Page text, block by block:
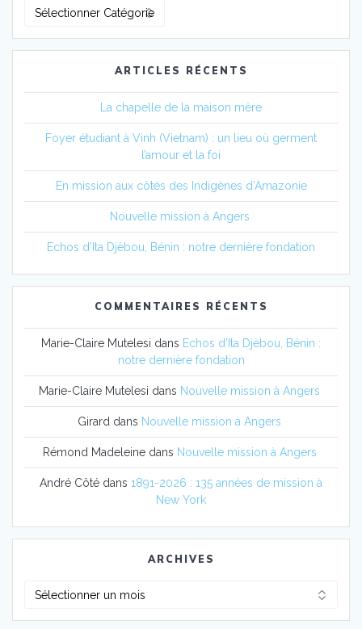
ARTICLES RÉCENTS
La chapelle de la maison mère
Foyer étudiant à Vinh (Vietnam) : un lieu où germent
l’amour et la foi
En mission aux côtés des Indigènes d’Amazonie
Nouvelle mission à Angers
Echos d’Ita Djèbou, Bénin : notre dernière fondation
COMMENTAIRES RÉCENTS
Marie-Claire Mutelesi dans Echos d’Ita Djèbou, Bénin :
notre dernière fondation
Marie-Claire Mutelesi dans Nouvelle mission à Angers
Girard dans Nouvelle mission à Angers
Rémond Madeleinedans Nouvelle mission à Angers
André Côté dans 1891-2026 : 135 années de mission à
New York
ARCHIVES